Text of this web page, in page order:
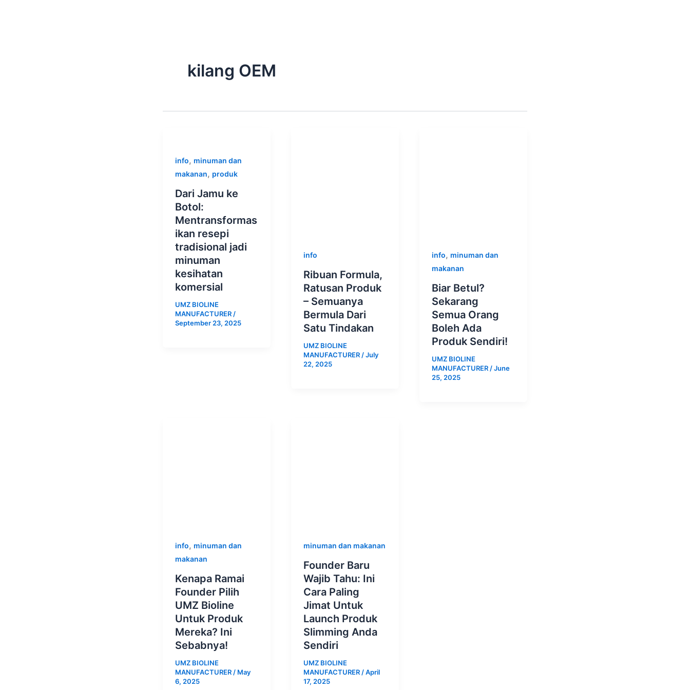
kilang OEM
info, minuman dan
makanan, produk
Dari Jamu ke
Botol:
Mentransformas
ikan resepi
tradisional jadi
minuman
kesihatan
komersial
UMZ BIOLINE
MANUFACTURER /
September 23, 2025
info
Ribuan Formula,
Ratusan Produk
– Semuanya
Bermula Dari
Satu Tindakan
UMZ BIOLINE
MANUFACTURER /July
22, 2025
info, minuman dan
makanan
Biar Betul?
Sekarang
Semua Orang
Boleh Ada
Produk Sendiri!
UMZ BIOLINE
MANUFACTURER /June
25, 2025
info, minuman dan
makanan
Kenapa Ramai
Founder Pilih
UMZ Bioline
Untuk Produk
Mereka? Ini
Sebabnya!
UMZ BIOLINE
MANUFACTURER / May
6, 2025
minuman dan makanan
Founder Baru
Wajib Tahu: Ini
Cara Paling
Jimat Untuk
Launch Produk
Slimming Anda
Sendiri
UMZ BIOLINE
MANUFACTURER /April
17, 2025